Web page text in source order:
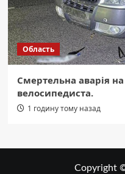
Область
Смертельна аварія
велосипедиста.
1 годину тому назад
Copyright